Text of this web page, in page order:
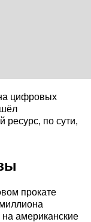
цифровых
ресурс, по сути,
прокате
американские